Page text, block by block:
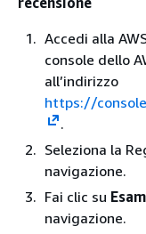
Accedi alla
console dello
all’indirizzo
https://
.
Seleziona la
navigazione.
Fai clic su
navigazione.